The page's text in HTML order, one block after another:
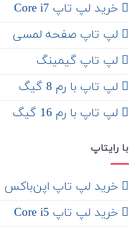
خرید لپ تاپ Core i7
لپ تاپ صفحه لمسی
لپ تاپ گیمینگ
لپ تاپ با رم 8 گیگ
لپ تاپ با رم 16 گیگ
با رایتاپ
‌ خرید لپ تاپ اپن‌باکس
خرید لپ تاپ Core i5